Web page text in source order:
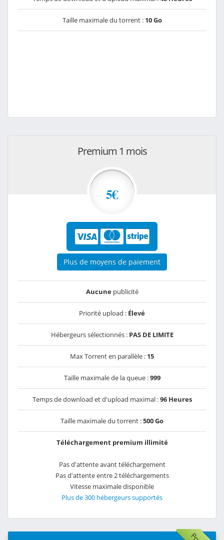
Taille maximale du torrent : 10 Go
Premium 1 mois
5€
Plus de moyens de paiement
Aucunepublicité
Priorité upload : Élevé
Hébergeurs sélectionnés : PAS DE LIMITE
Max Torrent en parallèle : 15
Taille maximale de la queue :999
Temps de download et d'upload maximal :96 Heures
Taille maximale du torrent :500 Go
Téléchargement premium illimité
Pas d'attente avant téléchargement
Pas d'attente entre 2 téléchargements
Vitesse maximale disponible
Plus de 300 hébergeurs supportés